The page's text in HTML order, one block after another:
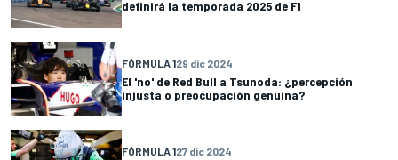
definirá la temporada 2025 de F1
FÓRMULA 129 dic 2024
El 'no' de Red Bull a Tsunoda: ¿percepción
injusta o preocupación genuina?
FÓRMULA 127 dic 2024